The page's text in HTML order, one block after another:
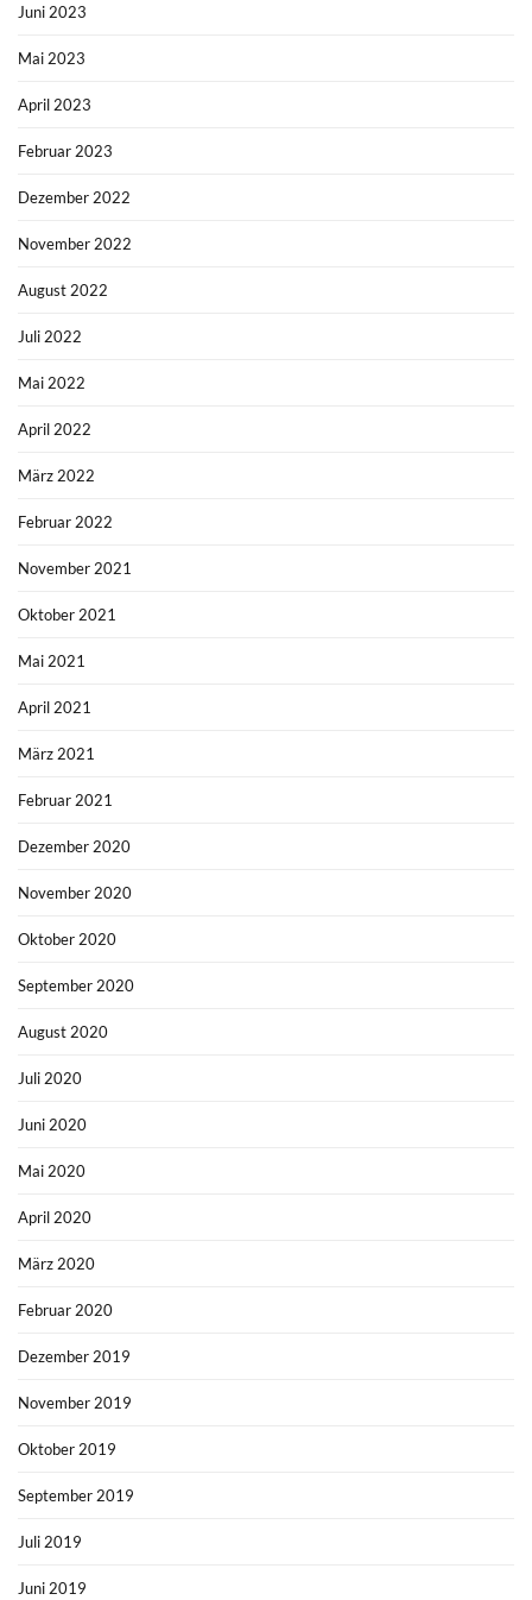
Juni 2023
Mai 2023
April 2023
Februar 2023
Dezember 2022
November 2022
August 2022
Juli 2022
Mai 2022
April 2022
März 2022
Februar 2022
November 2021
Oktober 2021
Mai 2021
April 2021
März 2021
Februar 2021
Dezember 2020
November 2020
Oktober 2020
September 2020
August 2020
Juli 2020
Juni 2020
Mai 2020
April 2020
März 2020
Februar 2020
Dezember 2019
November 2019
Oktober 2019
September 2019
Juli 2019
Juni 2019